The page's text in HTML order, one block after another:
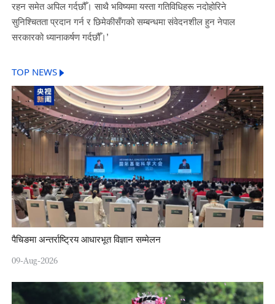
रहन समेत अपिल गर्दछौँ। साथै भविष्यमा यस्ता गतिविधिहरू नदोहोरिने
सुनिश्चितता प्रदान गर्न र छिमेकीसँगको सम्बन्धमा संवेदनशील हुन नेपाल
सरकारको ध्यानाकर्षण गर्दछौँ।’
TOP NEWS
पैचिङमा अन्तर्राष्ट्रिय आधारभूत विज्ञान सम्मेलन
09-Aug-2026